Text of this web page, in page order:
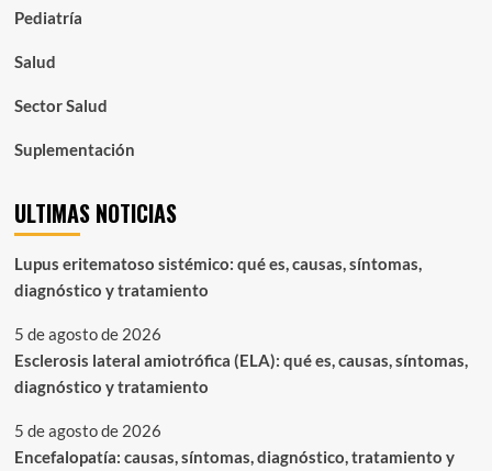
Pediatría
Salud
Sector Salud
Suplementación
ULTIMAS NOTICIAS
Lupus eritematoso sistémico: qué es, causas, síntomas,
diagnóstico y tratamiento
5 de agosto de 2026
Esclerosis lateral amiotrófica (ELA): qué es, causas, síntomas,
diagnóstico y tratamiento
5 de agosto de 2026
Encefalopatía: causas, síntomas, diagnóstico, tratamiento y